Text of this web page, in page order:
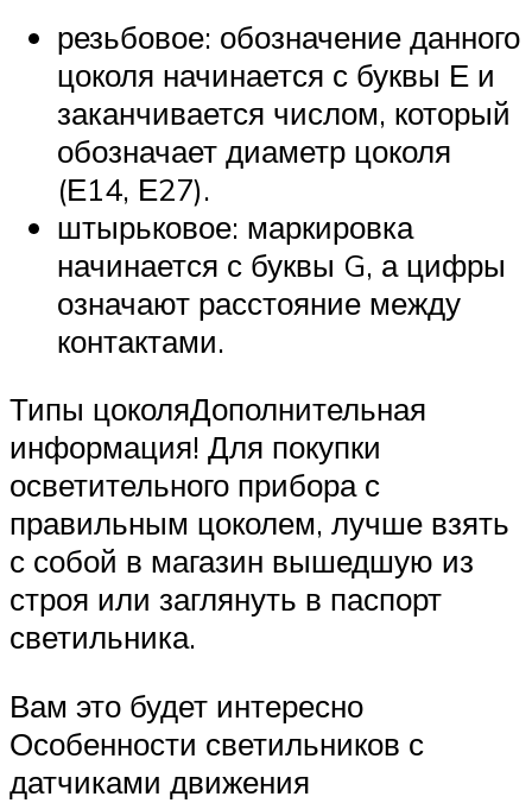
резьбовое: обозначение данного
цоколя начинается с буквы Е и
заканчивается числом, который
обозначает диаметр цоколя
(Е14, Е27).
штырьковое: маркировка
начинается с буквы G, а цифры
означают расстояние между
контактами.
Типы цоколяДополнительная
информация! Для покупки
осветительного прибора с
правильным цоколем, лучше взять
с собой в магазин вышедшую из
строя или заглянуть в паспорт
светильника.
Вам это будет интересно
Особенности светильников с
датчиками движения